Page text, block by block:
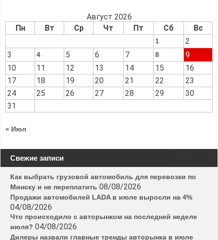
Август 2026
Пн
Вт Ср Чт Пт Сб Вс
1
2
3
4 5 6 7 8
9
10
11 12 13 14 15
16
17
18 19 20 21 22
23
24
25 26 27 28 29
30
31
« Июл
Свежие записи
Как выбрать грузовой автомобиль для перевозки по
Минску и не переплатить 08/08/2026
Продажи автомобилей LADA в июле выросли на 4%
04/08/2026
Что происходило с авторынком на последней неделе
июля? 04/08/2026
Дилеры назвали главные тренды авторынка в июле